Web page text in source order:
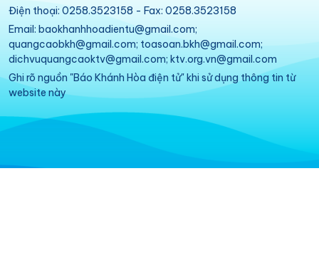
Điện thoại: 0258.3523158 - Fax: 0258.3523158
Email: baokhanhhoadientu@gmail.com;
quangcaobkh@gmail.com; toasoan.bkh@gmail.com;
dichvuquangcaoktv@gmail.com; ktv.org.vn@gmail.com
Ghi rõ nguồn "Báo Khánh Hòa điện tử" khi sử dụng thông tin từ
website này